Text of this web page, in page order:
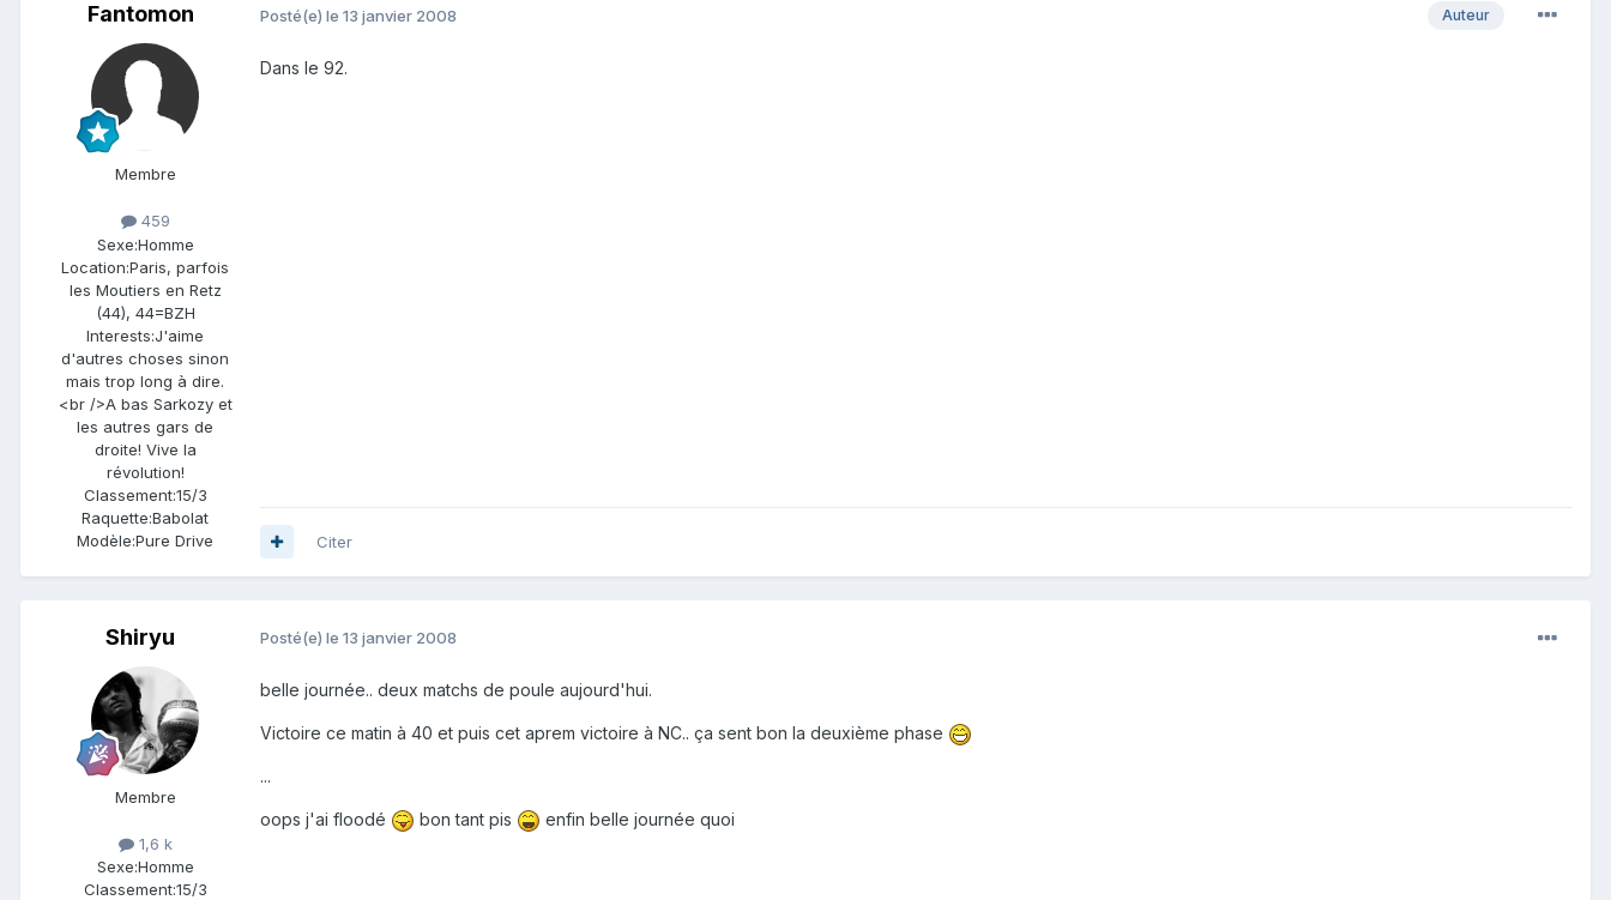
Fantomon
Membre
459
Sexe:Homme
Location:Paris, parfois
les Moutiers en Retz
(44), 44=BZH
Interests:J'aime
d'autres choses sinon
mais trop long à dire.
<br />A bas Sarkozy et
les autres gars de
droite! Vive la
révolution!
Classement:15/3
Raquette:Babolat
Modèle:Pure Drive
Auteur
Posté(e) le 13 janvier 2008
Dans le 92.
Citer
Shiryu
Membre
1,6 k
Sexe:Homme
Classement:15/3
Posté(e) le 13 janvier 2008
belle journée.. deux matchs de poule aujourd'hui.
Victoire ce matin à 40 et puis cet aprem victoire à NC.. ça sent bon la deuxième phase
...
oops j'ai floodé bon tant pis enfin belle journée quoi